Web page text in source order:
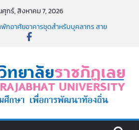
ศุกร์, สิงหาคม 7, 2026
พักอาศัยอาคารชุดสำหรับบุคลากร สาย
าวิทยาลัยราชภัฏเลย ครั้งที่ 2/2569
ฉพาะเจาะจง
กรรมจิตอาสาบำเพ็ญสาธารณประโยชน์ และ
ศล 69
บแข่งขันเพื่อเป็นลูกจ้างชั่วคราว (รายวัน)
าชภัฏเลย ด้วยเงินนอกงบประมาณ ประเภท